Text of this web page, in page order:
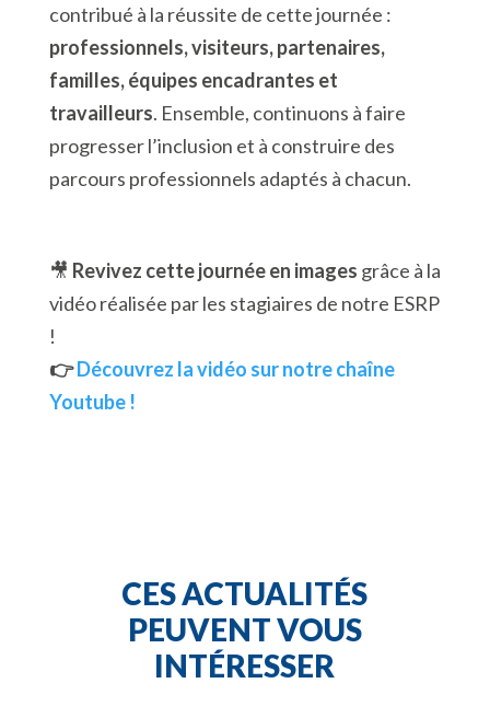
contribué à la réussite de cette journée :
professionnels, visiteurs, partenaires,
familles, équipes encadrantes et
travailleurs. Ensemble, continuons à faire
progresser l’inclusion et à construire des
parcours professionnels adaptés à chacun.
🎥 Revivez cette journée en images grâce à la
vidéo réalisée par les stagiaires de notre ESRP
!
👉Découvrez la vidéo sur notre chaîne
Youtube !
CES ACTUALITÉS
PEUVENT VOUS
INTÉRESSER